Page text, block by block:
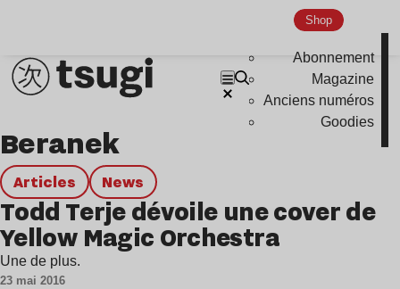
Shop
Abonnement
Magazine
Anciens numéros
Goodies
Techno
Pop
Ambient
Disco
Hardcore
Global Club
Beranek
Articles news
Todd Terje dévoile une cover de
Yellow Magic Orchestra
Une de plus.
23 mai 2016